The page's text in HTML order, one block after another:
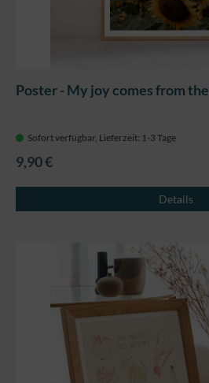
Poster - My joy comes from
Sofort verfügbar, Lieferzeit: 1-3 Tage
9,90 €
Details